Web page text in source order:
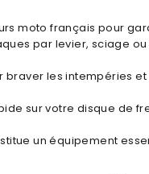
moto français pour
par levier, sciage
les intempéries
sur votre disque de
un équipement